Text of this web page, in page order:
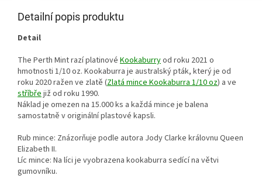
Detailní popis produktu
Detail
The Perth Mint razí platinové Kookaburryod roku 2021 o
hmotnosti 1/10 oz. Kookaburra je australský pták, který je od
roku 2020 ražen ve zlatě (Zlatá mince Kookaburra 1/10 oz) a ve
stříbře již od roku 1990.
Náklad je omezen na 15.000 ks a každá mince je balena
samostatně v originální plastové kapsli.
Rub mince: Znázorňuje podle autora Jody Clarke královnu Queen
Elizabeth II.
Líc mince: Na líci je vyobrazena kookaburra sedící na větvi
gumovníku.